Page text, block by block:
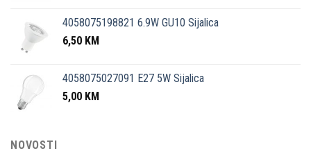
4058075198821 6.9W GU10 Sijalica
6,50 KM
4058075027091 E27 5W Sijalica
5,00 KM
NOVOSTI